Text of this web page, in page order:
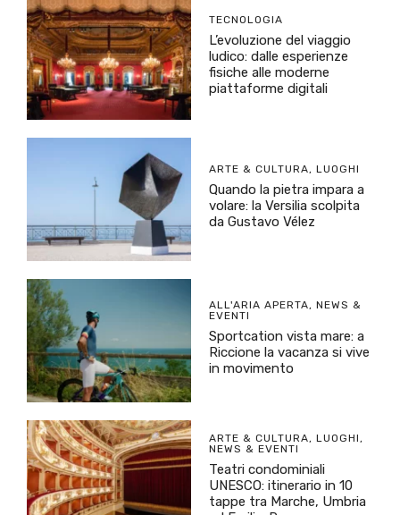
TECNOLOGIA
L’evoluzione del viaggio
ludico: dalle esperienze
fisiche alle moderne
piattaforme digitali
ARTE & CULTURA, LUOGHI
Quando la pietra impara a
volare: la Versilia scolpita
da Gustavo Vélez
ALL'ARIA APERTA, NEWS &
EVENTI
Sportcation vista mare: a
Riccione la vacanza si vive
in movimento
ARTE & CULTURA, LUOGHI,
NEWS & EVENTI
Teatri condominiali
UNESCO: itinerario in 10
tappe tra Marche, Umbria